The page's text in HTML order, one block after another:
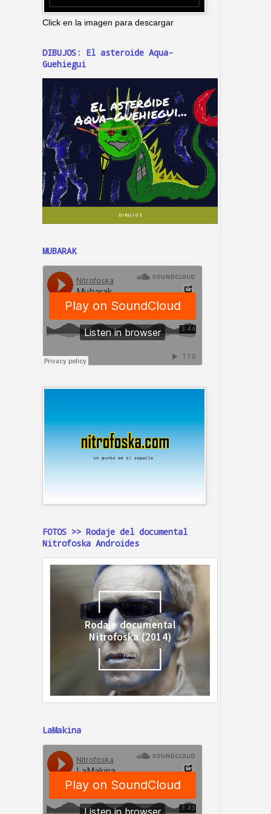
Click en la imagen para descargar
DIBUJOS: El asteroide Aqua-
Guehiegui
MUBARAK
FOTOS >> Rodaje del documental
Nitrofoska Androides
LaMakina